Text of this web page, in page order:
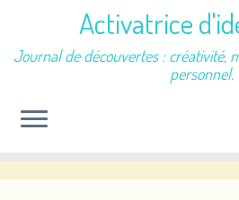
Activatrice
Journal de découvertes : créativité,
personnel.